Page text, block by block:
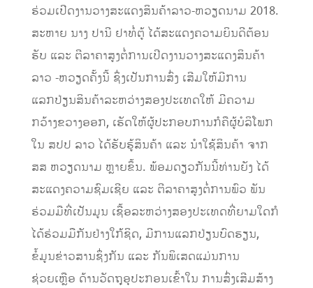
ຮ່ວມເປີດງານວາງສະແດງສິນຄ້າລາວ-ຫວຽດນາມ 2018.
ສະຫາຍ ນາງ ປານີ ຢາທໍ່ຕູ້ ໄດ້ສະແດງຄວາມຍິນດີຕ້ອນ
ຮັບ ແລະ ຕີລາຄາສູງຕໍ່ການເປີດງານວາງສະແດງສິນຄ້າ
ລາວ -ຫວຽດຄັ້ງນີ້ ຊຶ່ງເປັນການສົ່ງ ເສີມໃຫ້ມີການ
ແລກປ່ຽນສິນຄ້າລະຫວ່າງສອງປະເທດໃຫ້ ມີຄວາມ
ກວ້າງຂວາງອອກ, ເຮັດໃຫ້ຜູ້ປະກອບການກໍຄືຜູ້ບໍລິໂພກ
ໃນ ສປປ ລາວ ໄດ້ຮັບຮູ້ສິນຄ້າ ແລະ ນຳໃຊ້ສິນຄ້າ ຈາກ
ສສ ຫວຽດນາມ ຫຼາຍຂຶ້ນ. ພ້ອມດຽວກັນນີ້ທ່ານຍັງ ໄດ້
ສະແດງຄວາມຊົມເຊີຍ ແລະ ຕີລາຄາສູງຕໍ່ການພົວ ພັນ
ຮ່ວມມືທີ່ເປັນມູນ ເຊື້ອລະຫວ່າງສອງປະເທດທີ່ຍາມໃດກໍ
ໄດ້ຮ່ວມມືກັນຢ່າງໃກ້ຊິດ, ມີການແລກປ່ຽນບົດຮຽນ,
ຂໍ້ມູນຂ່າວສານຊຶ່ງກັນ ແລະ ກັນພິເສດແມ່ນການ
ຊ່ວຍເຫຼືອ ດ້ານວັດຖຸອຸປະກອນເຂົ້າໃນ ການສົ່ງເສີມສ້າງ